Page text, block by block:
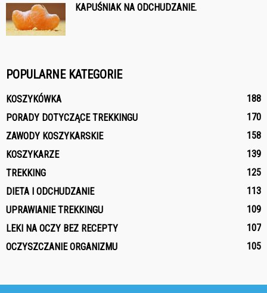
KAPUŚNIAK NA ODCHUDZANIE.
POPULARNE KATEGORIE
KOSZYKÓWKA
188
PORADY DOTYCZĄCE TREKKINGU
170
ZAWODY KOSZYKARSKIE
158
KOSZYKARZE
139
TREKKING
125
DIETA I ODCHUDZANIE
113
UPRAWIANIE TREKKINGU
109
LEKI NA OCZY BEZ RECEPTY
107
OCZYSZCZANIE ORGANIZMU
105